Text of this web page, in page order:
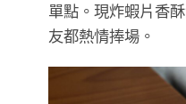
單點。現炸蝦片香
友都熱情捧場。